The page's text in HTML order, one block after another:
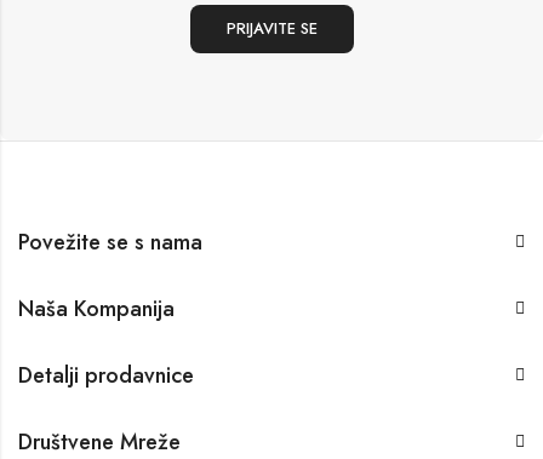
Povežite se s nama
Naša Kompanija
Detalji prodavnice
Društvene Mreže